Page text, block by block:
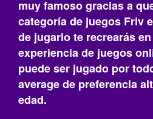
muy famoso gracias a
categoría de juegos Friv
de jugarlo te recrearás‎
experiencia de juegos
puede ser jugado por
average de preferencia
edad.